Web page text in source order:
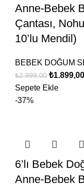
Anne-Bebek
Çantası,
10’lu Mendil)
BEBEK DOĞUM
₺2.999,00 ₺1.899,00
Sepete Ekle
-37%
6’lı Bebek
Anne-Bebek